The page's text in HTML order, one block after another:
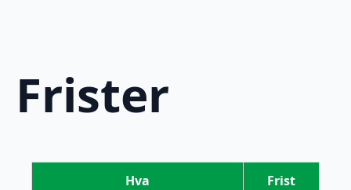
For deltakere og foreldre
Frister
Hva
Frist